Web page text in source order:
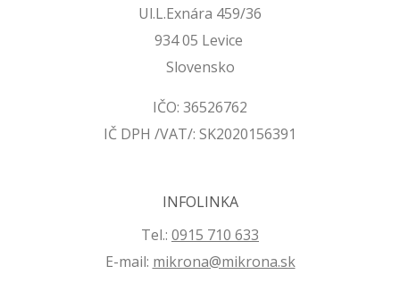
Ul.L.Exnára 459/36
934 05 Levice
Slovensko
IČO: 36526762
IČ DPH /VAT/: SK2020156391
INFOLINKA
Tel.: 0915 710 633
E-mail: mikrona@mikrona.sk